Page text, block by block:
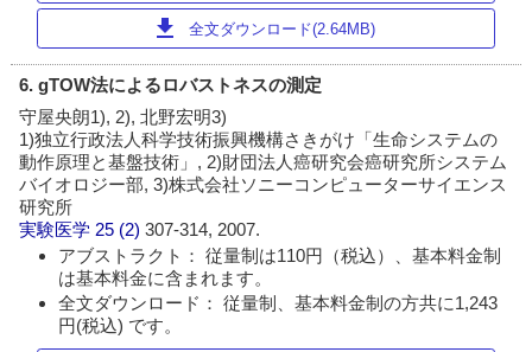
download 全文ダウンロード(2.64MB)
6. gTOW法によるロバストネスの測定
守屋央朗1), 2), 北野宏明3)
1)独立行政法人科学技術振興機構さきがけ「生命システムの
動作原理と基盤技術」, 2)財団法人癌研究会癌研究所システム
バイオロジー部, 3)株式会社ソニーコンピューターサイエンス
研究所
実験医学 25 (2)307-314, 2007.
アブストラクト： 従量制は110円（税込）、基本料金制
は基本料金に含まれます。
全文ダウンロード： 従量制、基本料金制の方共に1,243
円(税込) です。